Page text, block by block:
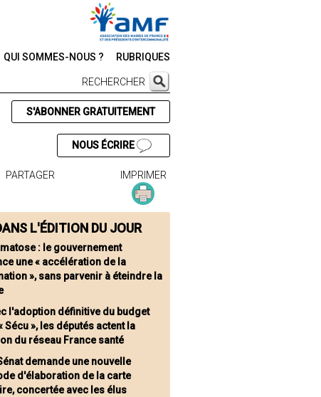
QUI SOMMES-NOUS ? RUBRIQUES
RECHERCHER
S'ABONNER GRATUITEMENT
NOUS ÉCRIRE
PARTAGER IMPRIMER
L'ÉDITION DU JOUR
: le gouvernement
une « accélération de la
», sans parvenir à éteindre la
l'adoption définitive du budget
Sécu », les députés actent la
du réseau France santé
demande une nouvelle
d'élaboration de la carte
concertée avec les élus